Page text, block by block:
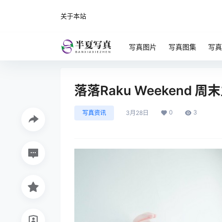
关于本站
写真图片 写真图集 写
落落Raku Weekend 周
写真资讯 3月28日 0 3